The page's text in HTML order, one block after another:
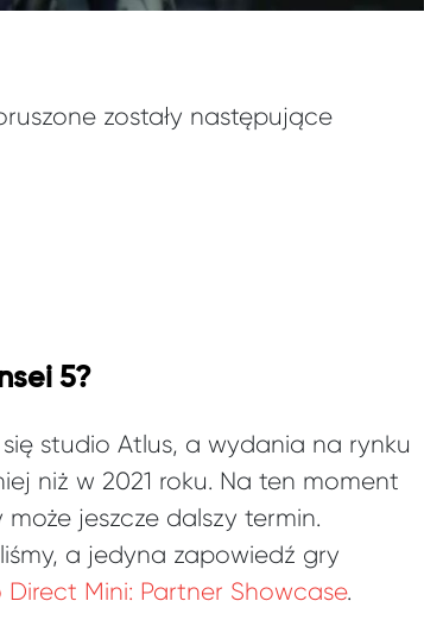
zostały następujące
5?
studio Atlus, a wydania na rynku
niż w 2021 roku. Na ten moment
jeszcze dalszy termin.
a jedyna zapowiedź gry
Mini: Partner Showcase.